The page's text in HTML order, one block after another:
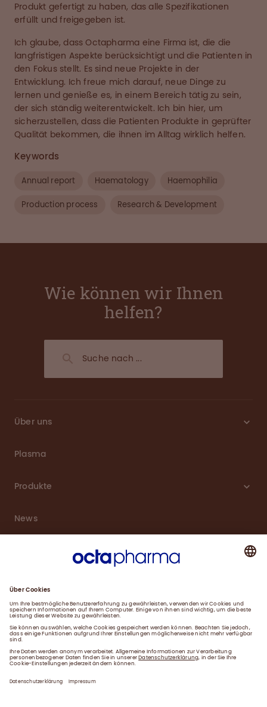
Produkt gefertigt zu haben, das alle Spezifikationen
erfüllt und freigegeben ist.
Ich glaube, dass Octapharma eine Firma ist, die die
langfristigen Aspekte berücksichtigt und die Patienten in
den Fokus stellt. Es sind neue Projekte in der
Entwicklung. Ich freue mich darauf, neue Dinge zu
lernen und genieße es, in einem Bereich tätig zu sein,
der sich ständig weiterentwickelt. Ich bin hier, um
sicherzustellen, dass die Patienten Produkte in geprüfter
Qualität bekommen, die ihnen im Alltag wirklich helfen.
Keywords
Annual report Haematology Haemophilia
Production process Research & Development
Wie können wir Ihnen
helfen?
Über uns
Plasma
Produkte
News
Downloads
Kontakt Impressum Datenschutzerklärung